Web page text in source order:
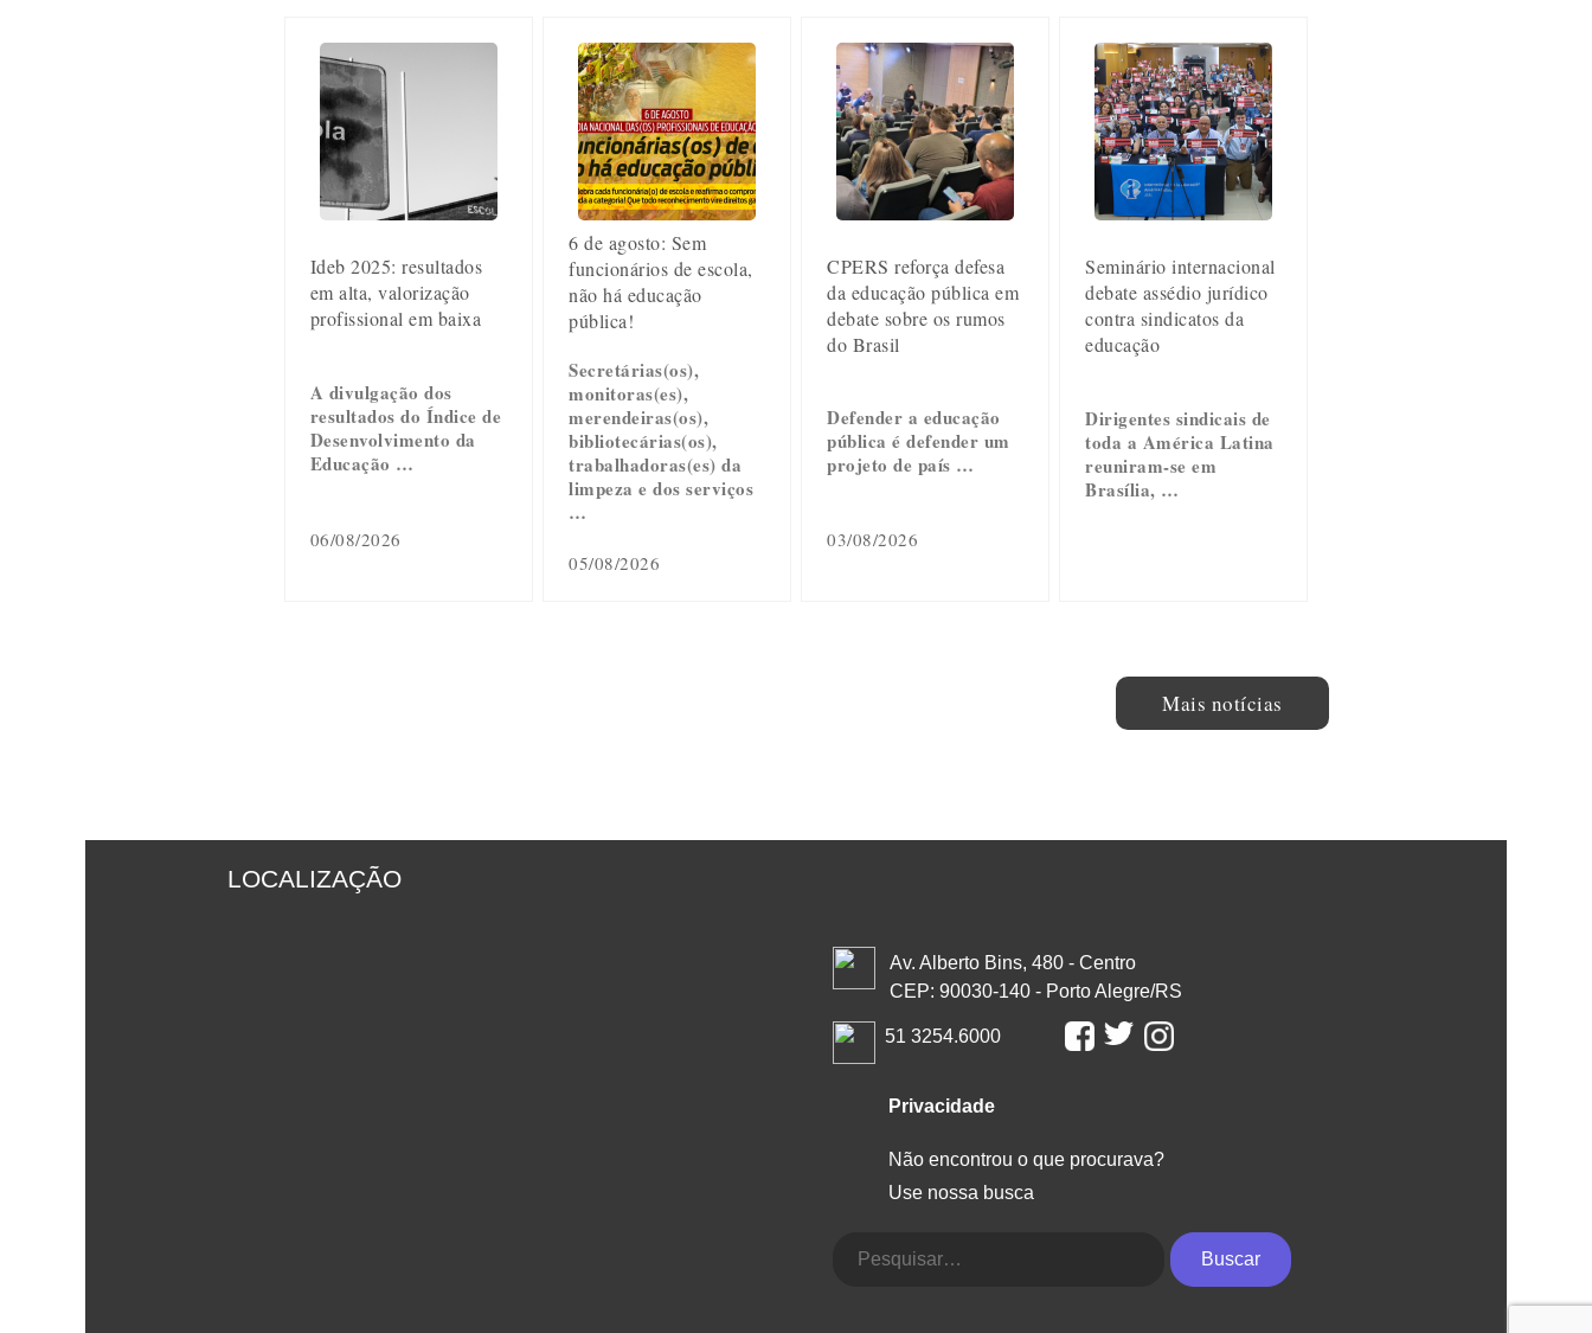
Ideb 2025: resultados
em alta, valorização
profissional em baixa
A divulgação dos
resultados do Índice de
Desenvolvimento da
Educação …
06/08/2026
6 de agosto: Sem
funcionários de escola,
não há educação
pública!
Secretárias(os),
monitoras(es),
merendeiras(os),
bibliotecárias(os),
trabalhadoras(es) da
limpeza e dos serviços
…
05/08/2026
CPERS reforça defesa
da educação pública em
debate sobre os rumos
do Brasil
Defender a educação
pública é defender um
projeto de país …
03/08/2026
Seminário internacional
debate assédio jurídico
contra sindicatos da
educação
Dirigentes sindicais de
toda a América Latina
reuniram-se em
Brasília, …
Mais notícias
LOCALIZAÇÃO
Av. Alberto Bins, 480 - Centro
CEP: 90030-140 - Porto Alegre/RS
51 3254.6000
Privacidade
Não encontrou o que procurava?
Use nossa busca
Buscar